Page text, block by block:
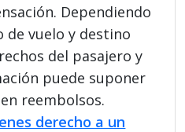
Dependiendo
de vuelo y destino
del pasajero y
puede suponer
reembolsos.
derecho a un